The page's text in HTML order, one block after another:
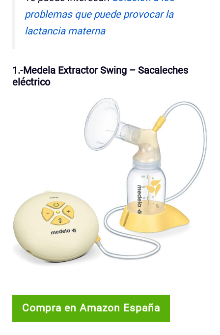
problemas que puede provocar la
lactancia materna
1.-Medela Extractor Swing – Sacaleches
eléctrico
Compra en Amazon España